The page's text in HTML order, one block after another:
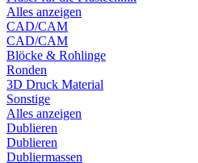
Alles anzeigen
CAD/CAM
CAD/CAM
Blöcke & Rohlinge
Ronden
3D Druck Material
Sonstige
Alles anzeigen
Dublieren
Dublieren
Dubliermassen